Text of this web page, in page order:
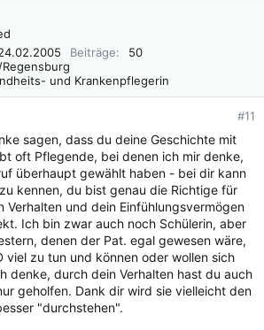
Beiträge
50
und Krankenpflegerin
#11
sagen, dass du deine Geschichte mit
oft Pflegende, bei denen ich mir denke,
überhaupt gewählt haben - bei dir kann
kennen, du bist genau die Richtige für
Verhalten und dein Einfühlungsvermögen
Ich bin zwar auch noch Schülerin, aber
denen der Pat. egal gewesen wäre,
viel zu tun und können oder wollen sich
denke, durch dein Verhalten hast du auch
geholfen. Dank dir wird sie vielleicht den
"durchstehen".